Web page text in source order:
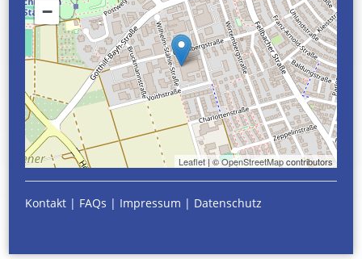
−
Leaflet| ©OpenStreetMapcontributors
Kontakt | FAQs | Impressum | Datenschutz